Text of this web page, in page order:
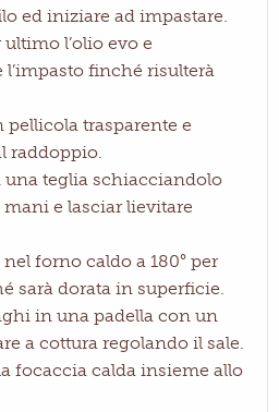
ed iniziare ad impastare.
l’olio evo e
finché risulterà
trasparente e
raddoppio.
una teglia schiacciandolo
e lasciar lievitare
forno caldo a 180° per
sarà dorata in superficie.
in una padella con un
a cottura regolando il sale.
focaccia calda insieme allo